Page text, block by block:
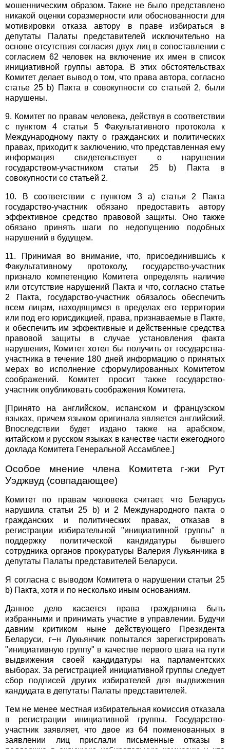
мошенническим образом. Также не было представлено
никакой оценки соразмерности или обоснованности для
мотивировки отказа автору в праве избираться в
депутаты Палаты представителей исключительно на
основе отсутствия согласия двух лиц в сопоставлении с
согласием 62 человек на включение их имен в список
инициативной группы автора. В этих обстоятельствах
Комитет делает вывод о том, что права автора, согласно
статье 25 b) Пакта в совокупности со статьей 2, были
нарушены.
9. Комитет по правам человека, действуя в соответствии
с пунктом 4 статьи 5 Факультативного протокола к
Международному пакту о гражданских и политических
правах, приходит к заключению, что представленная ему
информация свидетельствует о нарушении
государством-участником статьи 25 b) Пакта в
совокупности со статьей 2.
10. В соответствии с пунктом 3 а) статьи 2 Пакта
государство-участник обязано предоставить автору
эффективное средство правовой защиты. Оно также
обязано принять шаги по недопущению подобных
нарушений в будущем.
11. Принимая во внимание, что, присоединившись к
Факультативному протоколу, государство-участник
признало компетенцию Комитета определять наличие
или отсутствие нарушений Пакта и что, согласно статье
2 Пакта, государство-участник обязалось обеспечить
всем лицам, находящимся в пределах его территории
или под его юрисдикцией, права, признаваемые в Пакте,
и обеспечить им эффективные и действенные средства
правовой защиты в случае установления факта
нарушения, Комитет хотел бы получить от государства-
участника в течение 180 дней информацию о принятых
мерах во исполнение сформулированных Комитетом
соображений. Комитет просит также государство-
участник опубликовать соображения Комитета.
[Принято на английском, испанском и французском
языках, причем языком оригинала является английский.
Впоследствии будет издано также на арабском,
китайском и русском языках в качестве части ежегодного
доклада Комитета Генеральной Ассамблее.]
Особое мнение члена Комитета г-жи Рут
Уэджвуд (совпадающее)
Комитет по правам человека считает, что Беларусь
нарушила статьи 25 b) и 2 Международного пакта о
гражданских и политических правах, отказав в
регистрации избирательной "инициативной группы" в
поддержку политической кандидатуры бывшего
сотрудника органов прокуратуры Валерия Лукьянчика в
депутаты Палаты представителей Беларуси.
Я согласна с выводом Комитета о нарушении статьи 25
b) Пакта, хотя и по несколько иным основаниям.
Данное дело касается права гражданина быть
избранными и принимать участие в управлении. Будучи
давним критиком ныне действующего Президента
Беларуси, г−н Лукьянчик попытался зарегистрировать
"инициативную группу" в качестве первого шага на пути
выдвижения своей кандидатуры на парламентских
выборах. За регистрацией инициативной группы следует
сбор подписей других избирателей для выдвижения
кандидата в депутаты Палаты представителей.
Тем не менее местная избирательная комиссия отказала
в регистрации инициативной группы. Государство-
участник заявляет, что двое из 64 поименованных в
заявлении лиц прислали письменные отказы в